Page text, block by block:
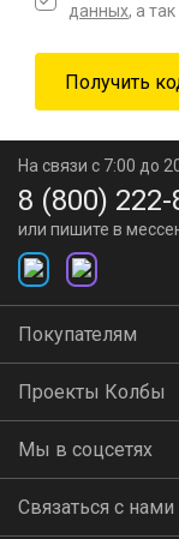
данных, а
На связи с 7:00 до
8 (800) 222-
или пишите в
Покупателям
Проекты Колбы
Мы в соцсетях
Связаться с нами